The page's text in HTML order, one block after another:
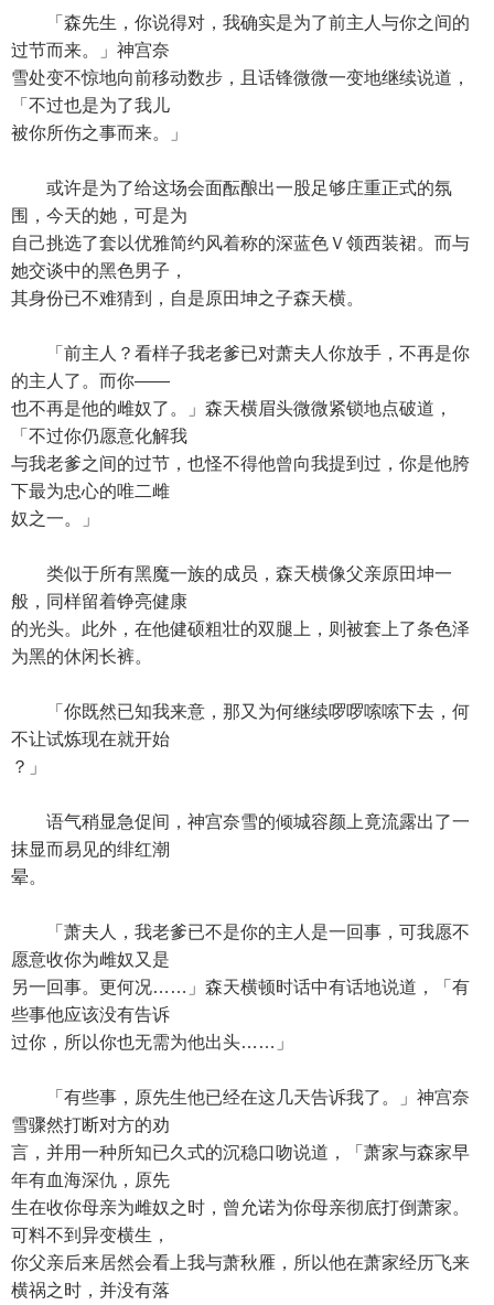
「森先生，你说得对，我确实是为了前主人与你之间的
过节而来。」神宫奈
雪处变不惊地向前移动数步，且话锋微微一变地继续说道，
「不过也是为了我儿
被你所伤之事而来。」
或许是为了给这场会面酝酿出一股足够庄重正式的氛
围，今天的她，可是为
自己挑选了套以优雅简约风着称的深蓝色Ｖ领西装裙。而与
她交谈中的黑色男子，
其身份已不难猜到，自是原田坤之子森天横。
「前主人？看样子我老爹已对萧夫人你放手，不再是你
的主人了。而你——
也不再是他的雌奴了。」森天横眉头微微紧锁地点破道，
「不过你仍愿意化解我
与我老爹之间的过节，也怪不得他曾向我提到过，你是他胯
下最为忠心的唯二雌
奴之一。」
类似于所有黑魔一族的成员，森天横像父亲原田坤一
般，同样留着铮亮健康
的光头。此外，在他健硕粗壮的双腿上，则被套上了条色泽
为黑的休闲长裤。
「你既然已知我来意，那又为何继续啰啰嗦嗦下去，何
不让试炼现在就开始
？」
语气稍显急促间，神宫奈雪的倾城容颜上竟流露出了一
抹显而易见的绯红潮
晕。
「萧夫人，我老爹已不是你的主人是一回事，可我愿不
愿意收你为雌奴又是
另一回事。更何况……」森天横顿时话中有话地说道，「有
些事他应该没有告诉
过你，所以你也无需为他出头……」
「有些事，原先生他已经在这几天告诉我了。」神宫奈
雪骤然打断对方的劝
言，并用一种所知已久式的沉稳口吻说道，「萧家与森家早
年有血海深仇，原先
生在收你母亲为雌奴之时，曾允诺为你母亲彻底打倒萧家。
可料不到异变横生，
你父亲后来居然会看上我与萧秋雁，所以他在萧家经历飞来
横祸之时，并没有落